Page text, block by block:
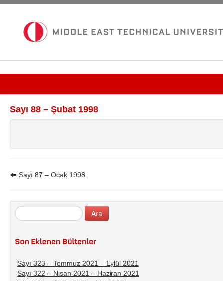
Tüm Bültenler
Sayı 88 – Şubat 1998
Sayı 87 – Ocak 1998
Sayı 323 – Temmuz 2021 – Eylül 2021
Sayı 322 – Nisan 2021 – Haziran 2021